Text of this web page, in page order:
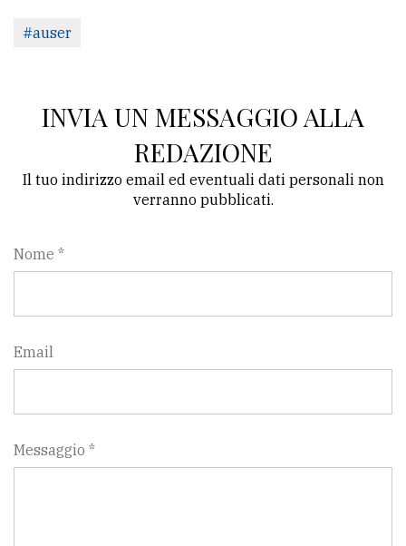
#auser
INVIA UN MESSAGGIO ALLA
REDAZIONE
Il tuo indirizzo email ed eventuali dati personali non
verranno pubblicati.
Nome *
Email
Messaggio *